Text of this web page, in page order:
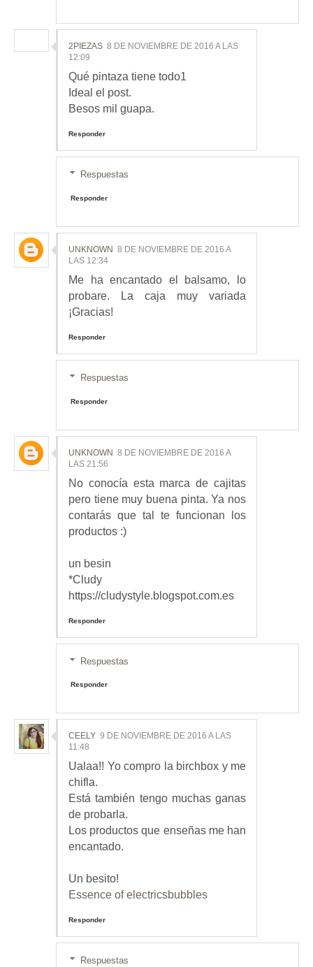
2PIEZAS 8 DE NOVIEMBRE DE 2016 A LAS
12:09
Qué pintaza tiene todo1
Ideal el post.
Besos mil guapa.
Responder
Respuestas
Responder
UNKNOWN 8 DE NOVIEMBRE DE 2016 A
LAS 12:34
Me ha encantado el balsamo, lo
probare. La caja muy variada
¡Gracias!
Responder
Respuestas
Responder
UNKNOWN 8 DE NOVIEMBRE DE 2016 A
LAS 21:56
No conocía esta marca de cajitas
pero tiene muy buena pinta. Ya nos
contarás que tal te funcionan los
productos :)
un besin
*Cludy
https://cludystyle.blogspot.com.es
Responder
Respuestas
Responder
CEELY 9 DE NOVIEMBRE DE 2016 A LAS
11:48
Ualaa!! Yo compro la birchbox y me
chifla.
Está también tengo muchas ganas
de probarla.
Los productos que enseñas me han
encantado.
Un besito!
Essence of electricsbubbles
Responder
Respuestas